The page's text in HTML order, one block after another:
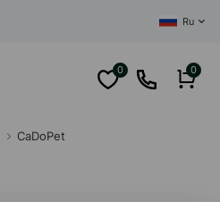
ЦЕНТРАЛЬНЫЙ
Ru
0 0
CaDoPet